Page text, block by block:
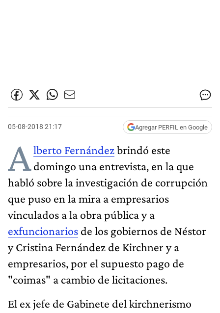
05-08-2018 21:17 Agregar PERFIL en Google
Alberto Fernándezbrindó este
domingo una entrevista, en la que
habló sobre la investigación de corrupción
que puso en la mira a empresarios
vinculados a la obra pública y a
exfuncionarios de los gobiernos de Néstor
y Cristina Fernández de Kirchner y a
empresarios, por el supuesto pago de
"coimas" a cambio de licitaciones.
El ex jefe de Gabinete del kirchnerismo